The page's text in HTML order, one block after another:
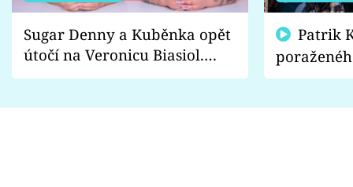
Sugar Denny a Kuběnka opět
útočí na Veronicu Biasiol.
Proč je podle nich falešná a
fanoušci